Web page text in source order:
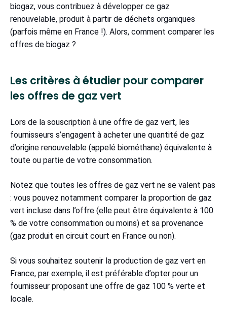
biogaz, vous contribuez à développer ce gaz
renouvelable, produit à partir de déchets organiques
(parfois même en France !). Alors, comment comparer les
offres de biogaz ?
Les critères à étudier pour comparer
les offres de gaz vert
Lors de la souscription à une offre de gaz vert, les
fournisseurs s’engagent à acheter une quantité de gaz
d’origine renouvelable (appelé biométhane) équivalente à
toute ou partie de votre consommation.
Notez que toutes les offres de gaz vert ne se valent pas
: vous pouvez notamment comparer la proportion de gaz
vert incluse dans l’offre (elle peut être équivalente à 100
% de votre consommation ou moins) et sa provenance
(gaz produit en circuit court en France ou non).
Si vous souhaitez soutenir la production de gaz vert en
France, par exemple, il est préférable d’opter pour un
fournisseur proposant une offre de gaz 100 % verte et
locale.